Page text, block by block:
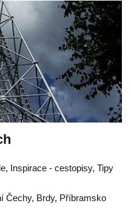
Inspirace - cestopisy, Tipy
Čechy, Brdy, Příbramsko